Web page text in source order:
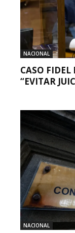
NACIONAL
CASO
“EVITAR
NACIONAL